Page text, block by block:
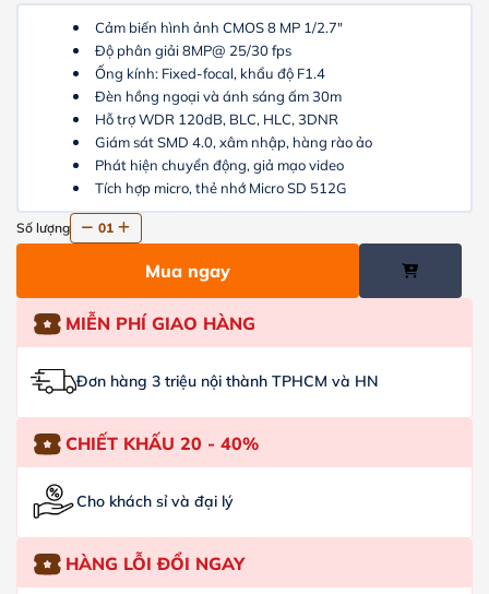
Cảm biến hình ảnh CMOS 8 MP 1/2.7"
Độ phân giải 8MP@ 25/30 fps
Ống kính: Fixed-focal, khẩu độ F1.4
Đèn hồng ngoại và ánh sáng ấm 30m
Hỗ trợ WDR 120dB, BLC, HLC, 3DNR
Giám sát SMD 4.0, xâm nhập, hàng rào ảo
Phát hiện chuyển động, giả mạo video
Tích hợp micro, thẻ nhớ Micro SD 512G
Số lượng 01
Mua ngay
MIỄN PHÍ GIAO HÀNG
Đơn hàng 3 triệu nội thành TPHCM và HN
CHIẾT KHẤU 20 - 40%
Cho khách sỉ và đại lý
HÀNG LỖI ĐỔI NGAY